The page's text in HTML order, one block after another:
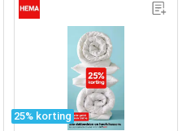
25% korting